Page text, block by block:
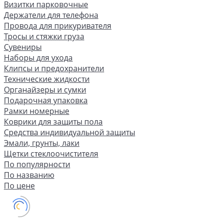
Визитки парковочные
Держатели для телефона
Провода для прикуривателя
Тросы и стяжки груза
Сувениры
Наборы для ухода
Клипсы и предохранители
Технические жидкости
Органайзеры и сумки
Подарочная упаковка
Рамки номерные
Коврики для защиты пола
Средства индивидуальной защиты
Эмали, грунты, лаки
Щетки стеклоочистителя
По популярности
По названию
По цене